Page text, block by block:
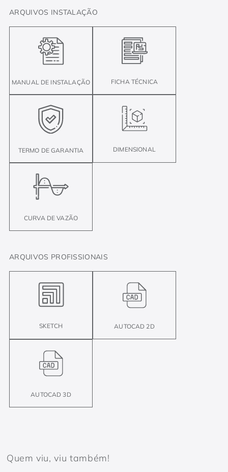
ARQUIVOS INSTALAÇÃO
MANUAL DE INSTALAÇÃO FICHA TÉCNICA
TERMO DE GARANTIA DIMENSIONAL
CURVA DE VAZÃO
ARQUIVOS PROFISSIONAIS
SKETCH AUTOCAD 2D
AUTOCAD 3D
Quem viu, viu também!